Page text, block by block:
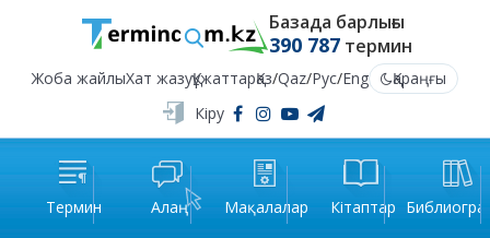
Базада барлығы
390 787термин
Жоба жайлыХат жазуҚұжаттарҚаз/Qaz/Рус/Eng
Қараңғы
Кіру
Термин Алаң Мақалалар Кітаптар